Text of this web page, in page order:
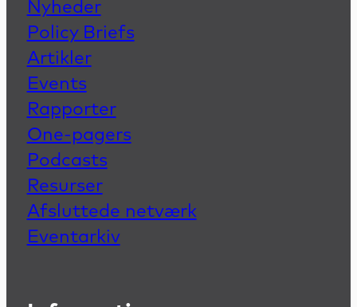
Nyheder
Policy Briefs
Artikler
Events
Rapporter
One-pagers
Podcasts
Resurser
Afsluttede netværk
Eventarkiv